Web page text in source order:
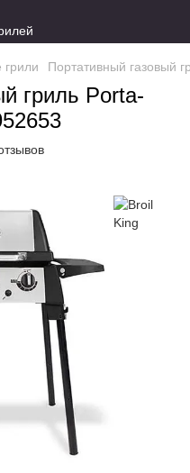
грили Портативный газовый
гриль Porta-